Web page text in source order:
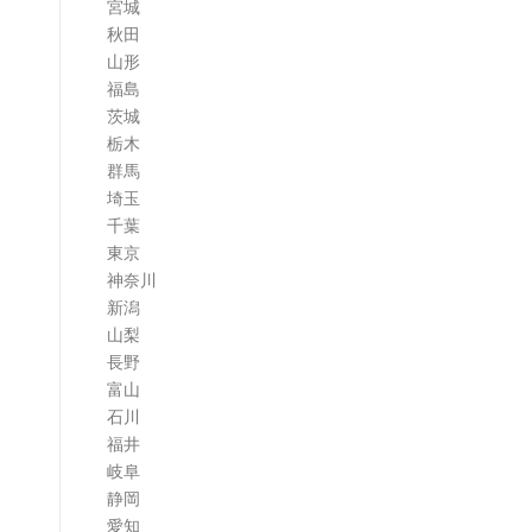
ム
宮城
秋田
山形
福島
茨城
栃木
群馬
埼玉
千葉
東京
神奈川
新潟
山梨
長野
富山
石川
福井
岐阜
静岡
愛知